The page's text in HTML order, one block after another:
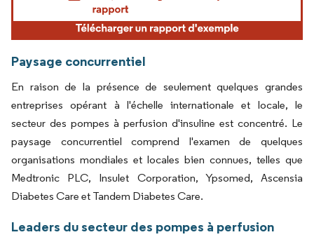
Paysage concurrentiel
En raison de la présence de seulement quelques grandes
entreprises opérant à l'échelle internationale et locale, le
secteur des pompes à perfusion d'insuline est concentré. Le
paysage concurrentiel comprend l'examen de quelques
organisations mondiales et locales bien connues, telles que
Medtronic PLC, Insulet Corporation, Ypsomed, Ascensia
Diabetes Care et Tandem Diabetes Care.
Leaders du secteur des pompes à perfusion